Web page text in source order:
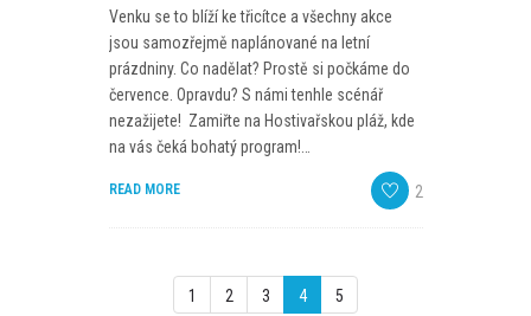
Venku se to blíží ke třicítce a všechny akce
jsou samozřejmě naplánované na letní
prázdniny. Co nadělat? Prostě si počkáme do
července. Opravdu? S námi tenhle scénář
nezažijete! Zamiřte na Hostivařskou pláž, kde
na vás čeká bohatý program!…
READ MORE 2
1 2 3 4 5